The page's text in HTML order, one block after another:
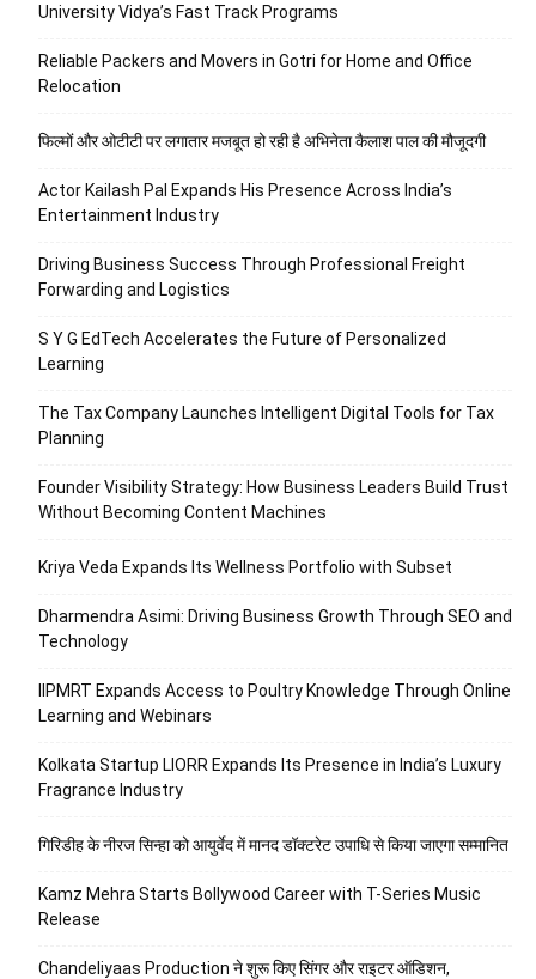
University Vidya’s Fast Track Programs
Reliable Packers and Movers in Gotri for Home and Office
Relocation
फिल्मों और ओटीटी पर लगातार मजबूत हो रही है अभिनेता कैलाश पाल की मौजूदगी
Actor Kailash Pal Expands His Presence Across India’s
Entertainment Industry
Driving Business Success Through Professional Freight
Forwarding and Logistics
S Y G EdTech Accelerates the Future of Personalized
Learning
The Tax Company Launches Intelligent Digital Tools for Tax
Planning
Founder Visibility Strategy: How Business Leaders Build Trust
Without Becoming Content Machines
Kriya Veda Expands Its Wellness Portfolio with Subset
Dharmendra Asimi: Driving Business Growth Through SEO and
Technology
IIPMRT Expands Access to Poultry Knowledge Through Online
Learning and Webinars
Kolkata Startup LIORR Expands Its Presence in India’s Luxury
Fragrance Industry
गिरिडीह के नीरज सिन्हा को आयुर्वेद में मानद डॉक्टरेट उपाधि से किया जाएगा सम्मानित
Kamz Mehra Starts Bollywood Career with T-Series Music
Release
Chandeliyaas Production ने शुरू किए सिंगर और राइटर ऑडिशन,